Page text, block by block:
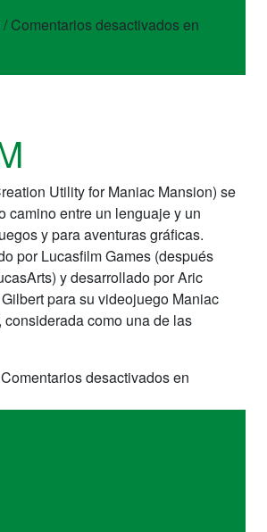
/ Comentarios desactivadosen
Utility for Maniac Mansion) se
camino entre un lenguaje y un
y para aventuras gráficas.
por Lucasfilm Games (después
y desarrollado por Aric
para su videojuego Maniac
considerada como una de las
Comentarios desactivadosen